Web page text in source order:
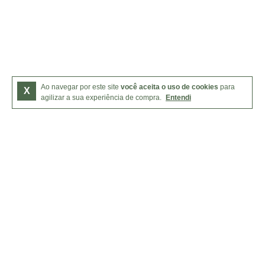
Ao navegar por este site você aceita o uso de cookies para
agilizar a sua experiência de compra.
Entendi
X